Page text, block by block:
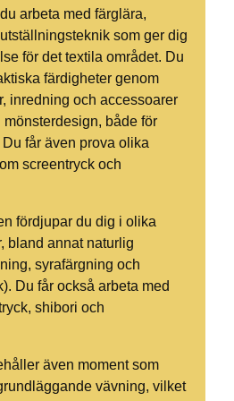
arbeta med färglära,
som ger dig
för det textila området. Du
färdigheter genom
inredning och accessoarer
mönsterdesign, både för
får även prova olika
screentryck och
fördjupar du dig i olika
bland annat naturlig
syrafärgning och
Du får också arbeta med
shibori och
även moment som
vävning, vilket